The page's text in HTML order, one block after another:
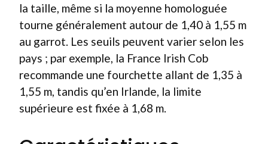
la taille, même si la moyenne homologuée
tourne généralement autour de 1,40 à 1,55 m
au garrot. Les seuils peuvent varier selon les
pays ; par exemple, la France Irish Cob
recommande une fourchette allant de 1,35 à
1,55 m, tandis qu’en Irlande, la limite
supérieure est fixée à 1,68 m.